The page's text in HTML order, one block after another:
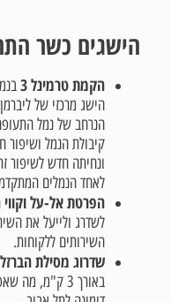
הישגים כשר
הקמת טרמינל 3
הישג מרכזי של
הנרחב של נמל התעופה
קיבולת הנמל ושיפור
ונחיתה חדש לשיפור
לאחד הנמלים
הפרטת אל-על וקווי
לשדרג ולייעל את
השירותים ללקוחות.
שדרוג מסילת הברזל